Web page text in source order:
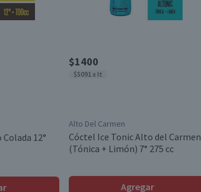
12°
$1400
$5091 x lt
Alto Del Carmen
Cóctel Ice Tonic Alto del Carmen
(Tónica + Limón) 7° 275 cc
Agregar